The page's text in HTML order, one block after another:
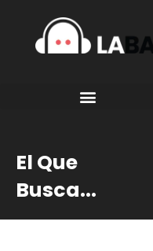
El Que
Busca...